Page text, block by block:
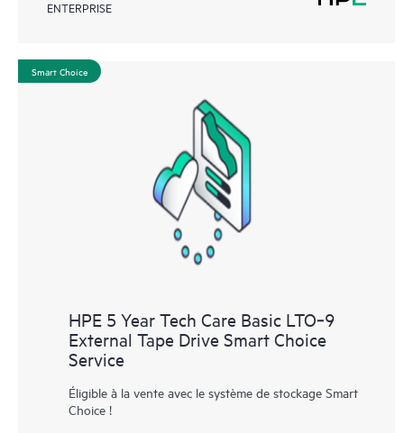
ENTERPRISE
Smart Choice
HPE 5 Year Tech Care Basic LTO‑9
External Tape Drive Smart Choice
Service
Éligible à la vente avec le système de stockage Smart
Choice !